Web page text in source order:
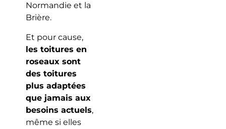
Normandie et la
Brière.
Et pour cause,
les toitures en
roseaux sont
des toitures
plus adaptées
que jamais aux
besoins actuels,
même si elles